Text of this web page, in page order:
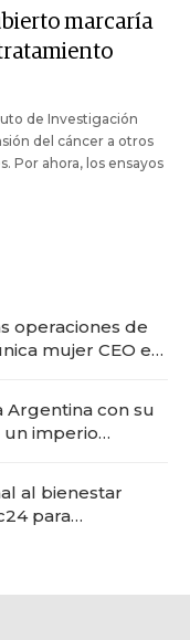
marcaría
de Investigación
del cáncer a otros
Por ahora, los ensayos
operaciones de
mujer CEO en
Argentina con su
imperio
al bienestar
para